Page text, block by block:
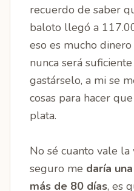
recuerdo de saber
baloto llegó a
eso es mucho
nunca será
gastárselo, a mi se
cosas para hacer
plata.
No sé cuanto vale
seguro me daría
más de 80 días, es